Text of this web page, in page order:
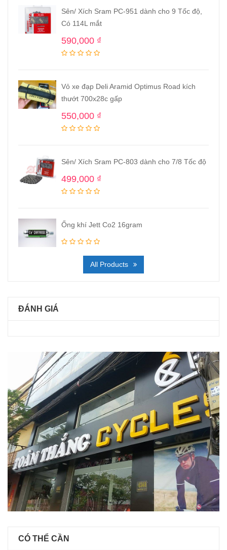
Sên/ Xích Sram PC-951 dành cho 9 Tốc độ,
Có 114L mắt
590,000 ₫
Vỏ xe đạp Deli Aramid Optimus Road kích
thướt 700x28c gấp
550,000 ₫
Sên/ Xích Sram PC-803 dành cho 7/8 Tốc độ
499,000 ₫
Ống khí Jett Co2 16gram
All Products
ĐÁNH GIÁ
CÓ THỂ CẦN